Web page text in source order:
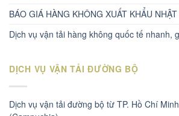
BÁO GIÁ HÀNG KHÔNG XUẤT KHẨU
Dịch vụ vận tải hàng không quốc tế nhanh,
DỊCH VỤ VẬN TẢI ĐƯỜNG BỘ
Dịch vụ vận tải đường bộ từ TP. Hồ Chí